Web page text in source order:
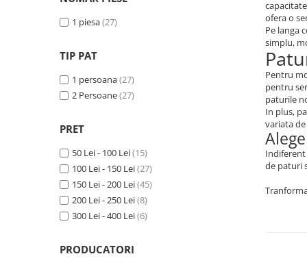
Set Lenjerie Pat Blanita Iepure, 6
Piese, Cu Pilota Inclusa
Lenjerii De Pat Premium Collection
Set Lenjerie De Pat, 7 Piese, Cu
Pilota / Cuvertura Inclusa
Lenjerii De Pat, Finet Premium, 1
Lenjerii De Pat Damasc 1 Persoana
Lenjerii De Pat, Imprimeu 3D, 1
Albastru(1)
1 piesa(27)
TIP PAT
1 persoana(27)
2 Persoane(27)
PRET
50 Lei - 100 Lei(15)
100 Lei - 150 Lei(27)
150 Lei - 200 Lei(45)
200 Lei - 250 Lei(8)
300 Lei - 400 Lei(6)
PRODUCATORI
ofera o
Pe langa
simplu,
Pentru
pentru
paturile
In plus,
variata
Indiferent
de paturi